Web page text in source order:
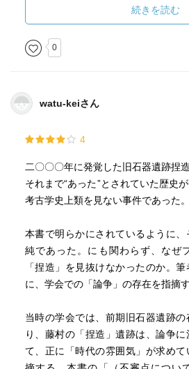
科学分野のニュースは裏取りがしっ
インパクト重視で記事になってし
い。
う。
続きを読む
0
watu-keiさん
4
二〇〇〇年に発覚した旧石器遺跡捏造
それまで“あった”とされていた歴史
考古学史上類を見ない事件であった。
本書で明らかにされているように
純であった。にも関わらず、なぜ
「捏造」を見抜けなかったのか。
に、学会での「論争」の存在を指摘す
当時の学会では、前期旧石器遺跡
り、藤村の「捏造」遺跡は、論争
て、正に「時代の雰囲気」が求め